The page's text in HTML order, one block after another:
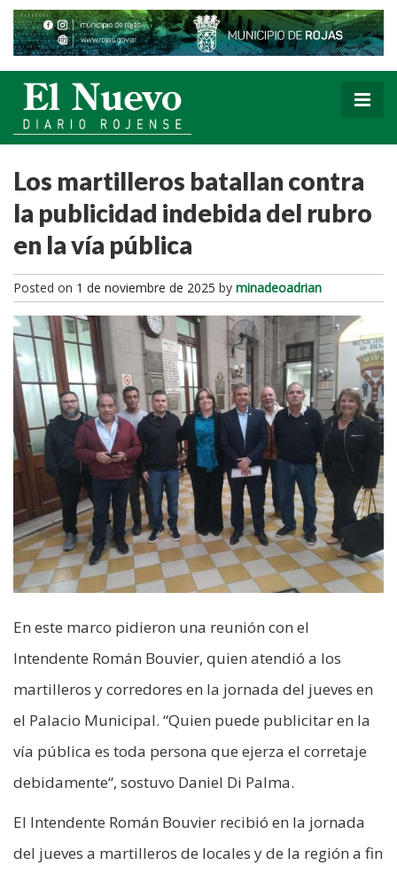
Los martilleros batallan contra
la publicidad indebida del rubro
en la vía pública
Posted on 1 de noviembre de 2025 by minadeoadrian
En este marco pidieron una reunión con el
Intendente Román Bouvier, quien atendió a los
martilleros y corredores en la jornada del jueves en
el Palacio Municipal. “Quien puede publicitar en la
vía pública es toda persona que ejerza el corretaje
debidamente“, sostuvo Daniel Di Palma.
El Intendente Román Bouvier recibió en la jornada
del jueves a martilleros de locales y de la región a fin